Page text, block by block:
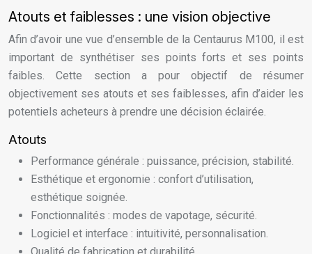
Atouts et faiblesses : une vision objective
Afin d’avoir une vue d’ensemble de la Centaurus M100, il est
important de synthétiser ses points forts et ses points
faibles. Cette section a pour objectif de résumer
objectivement ses atouts et ses faiblesses, afin d’aider les
potentiels acheteurs à prendre une décision éclairée.
Atouts
Performance générale : puissance, précision, stabilité.
Esthétique et ergonomie : confort d’utilisation,
esthétique soignée.
Fonctionnalités : modes de vapotage, sécurité.
Logiciel et interface : intuitivité, personnalisation.